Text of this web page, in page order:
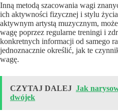
Inną metodą szacowania wagi
ich aktywności fizycznej i stylu
aktywnym artystą muzycznym,
wagę poprzez regularne treningi i
konkretnych informacji od samego
jednoznacznie określić, jak te
wagę.
CZYTAJ DALEJ Jak
dwójek